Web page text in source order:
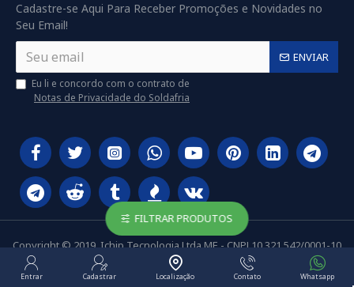
Cadastre-se Aqui Para Receber Promoções e Novidades no
Seu Email!
ENVIAR
Eu li e concordo com o contrato de
Notas de Privacidade do Soldafria
Copyright © 2019, Ichip Tecnologia Ltda ME - CNPJ 10.321.542/0001-10
Entrar Cadastrar Localização Contato Whatsapp
FILTRAR PRODUTOS